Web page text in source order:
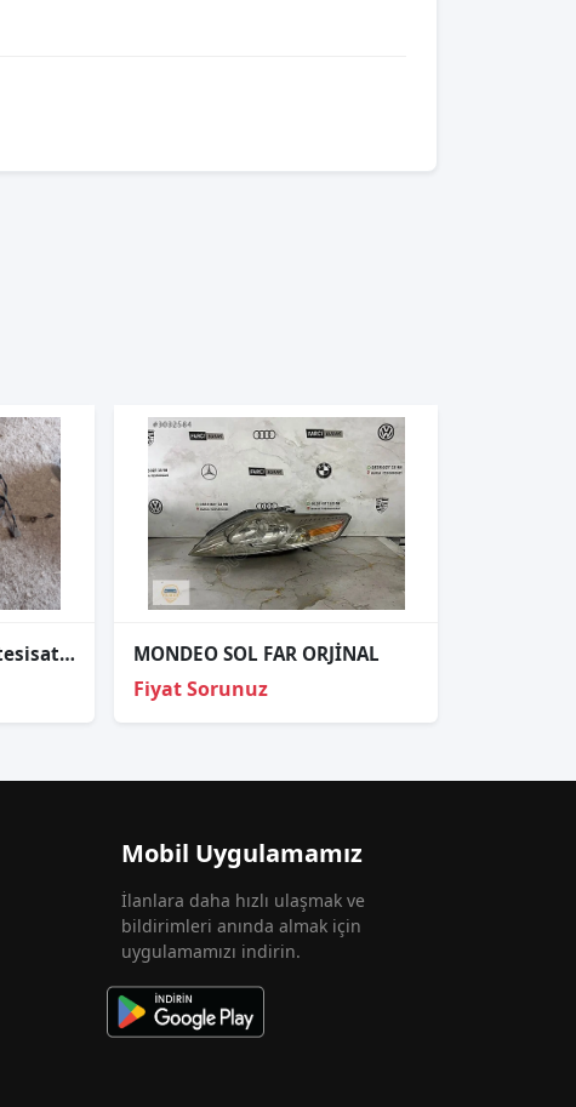
Ford focus Sol ön kapı tesisatı.8M5T-14A584 MONDEO SOL FAR ORJİNAL
Fiyat Sorunuz
Mobil Uygulamamız
İlanlara daha hızlı ulaşmak ve
bildirimleri anında almak için
uygulamamızı indirin.